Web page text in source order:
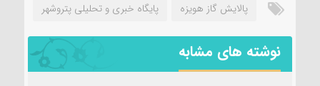
پالایش گاز هویزه پایگاه خبری و تحلیلی پتروشهر
نوشته های مشابه